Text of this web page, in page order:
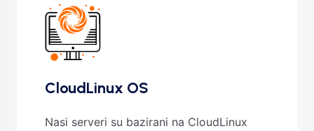
CloudLinux OS
Nasi serveri su bazirani na CloudLinux